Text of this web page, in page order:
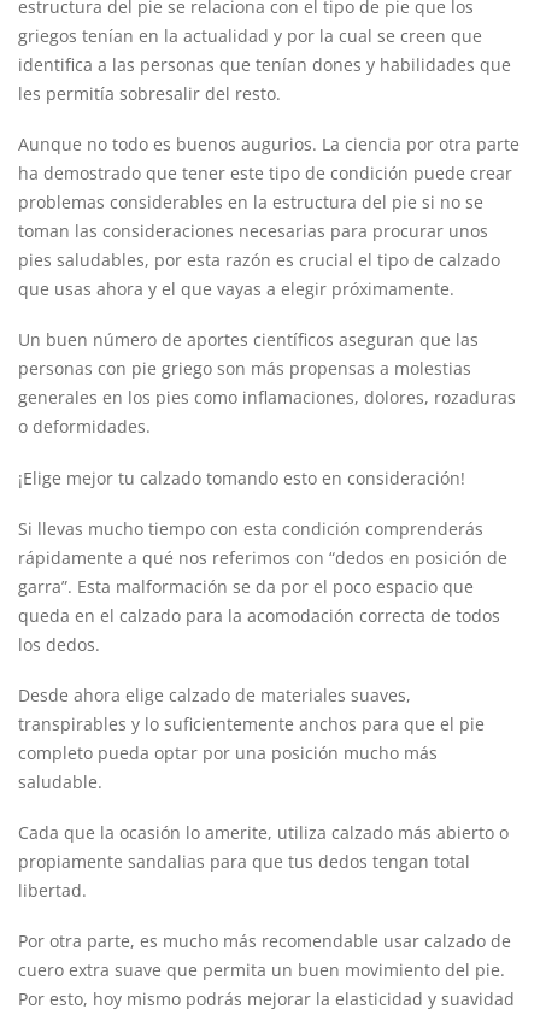
estructura del pie se relaciona con el tipo de pie que los
griegos tenían en la actualidad y por la cual se creen que
identifica a las personas que tenían dones y habilidades que
les permitía sobresalir del resto.
Aunque no todo es buenos augurios. La ciencia por otra parte
ha demostrado que tener este tipo de condición puede crear
problemas considerables en la estructura del pie si no se
toman las consideraciones necesarias para procurar unos
pies saludables, por esta razón es crucial el tipo de calzado
que usas ahora y el que vayas a elegir próximamente.
Un buen número de aportes científicos aseguran que las
personas con pie griego son más propensas a molestias
generales en los pies como inflamaciones, dolores, rozaduras
o deformidades.
¡Elige mejor tu calzado tomando esto en consideración!
Si llevas mucho tiempo con esta condición comprenderás
rápidamente a qué nos referimos con “dedos en posición de
garra”. Esta malformación se da por el poco espacio que
queda en el calzado para la acomodación correcta de todos
los dedos.
Desde ahora elige calzado de materiales suaves,
transpirables y lo suficientemente anchos para que el pie
completo pueda optar por una posición mucho más
saludable.
Cada que la ocasión lo amerite, utiliza calzado más abierto o
propiamente sandalias para que tus dedos tengan total
libertad.
Por otra parte, es mucho más recomendable usar calzado de
cuero extra suave que permita un buen movimiento del pie.
Por esto, hoy mismo podrás mejorar la elasticidad y suavidad